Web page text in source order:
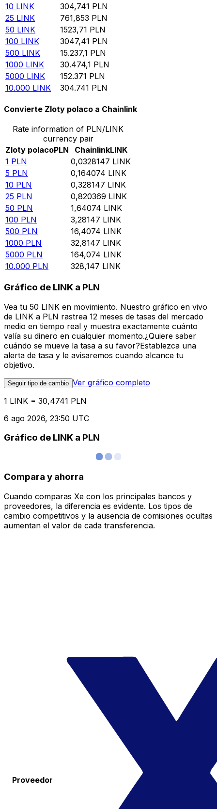
10 LINK 304,741 PLN
25 LINK 761,853 PLN
50 LINK 1523,71 PLN
100 LINK 3047,41 PLN
500 LINK 15.237,1 PLN
1000 LINK 30.474,1 PLN
5000 LINK 152.371 PLN
10.000 LINK 304.741 PLN
Convierte Zloty polaco a Chainlink
Rate information of PLN/LINK
currency pair
Zloty polacoPLN ChainlinkLINK
1 PLN 0,0328147 LINK
5 PLN 0,164074 LINK
10 PLN 0,328147 LINK
25 PLN 0,820369 LINK
50 PLN 1,64074 LINK
100 PLN 3,28147 LINK
500 PLN 16,4074 LINK
1000 PLN 32,8147 LINK
5000 PLN 164,074 LINK
10.000 PLN 328,147 LINK
Gráfico de LINK a PLN
Vea tu 50 LINK en movimiento. Nuestro gráfico en vivo
de LINK a PLN rastrea 12 meses de tasas del mercado
medio en tiempo real y muestra exactamente cuánto
valía su dinero en cualquier momento.¿Quiere saber
cuándo se mueve la tasa a su favor?Establezca una
alerta de tasa y le avisaremos cuando alcance tu
objetivo.
Seguir tipo de cambio Ver gráfico completo
1 LINK = 30,4741 PLN
6 ago 2026, 23:50 UTC
Gráfico de LINK a PLN
Compara y ahorra
Cuando comparas Xe con los principales bancos y
proveedores, la diferencia es evidente. Los tipos de
cambio competitivos y la ausencia de comisiones ocultas
aumentan el valor de cada transferencia.
Proveedor